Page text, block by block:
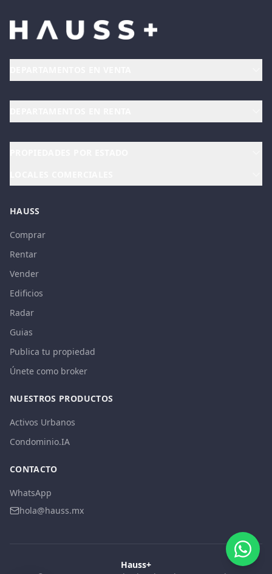
HAUSS
Comprar
Rentar
Vender
Edificios
Radar
Guias
Publica tu propiedad
Únete como broker
NUESTROS PRODUCTOS
Activos Urbanos
Condominio.IA
CONTACTO
WhatsApp
hola@hauss.mx
Hauss+